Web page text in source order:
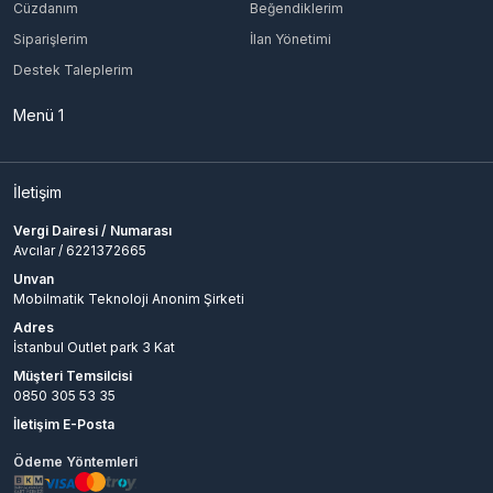
Valorant 3500 Points VP
Valorant 7300 Points VP
Valorant 1850 Points VP
Cüzdanım
Beğendiklerim
Siparişlerim
İlan Yönetimi
Destek Taleplerim
Menü 1
İletişim
Vergi Dairesi / Numarası
Avcılar / 6221372665
Unvan
Mobilmatik Teknoloji Anonim Şirketi
Adres
İstanbul Outlet park 3 Kat
Müşteri Temsilcisi
0850 305 53 35
İletişim E-Posta
Ödeme Yöntemleri